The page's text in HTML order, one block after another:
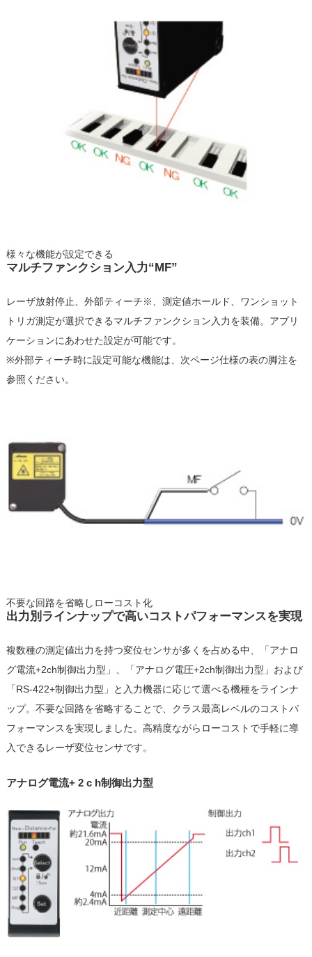
様々な機能が設定できる
マルチファンクション入力“MF”
レーザ放射停止、外部ティーチ※、測定値ホールド、ワンショット
トリガ測定が選択できるマルチファンクション入力を装備。アプリ
ケーションにあわせた設定が可能です。
※外部ティーチ時に設定可能な機能は、次ページ仕様の表の脚注を
参照ください。
不要な回路を省略しローコスト化
出力別ラインナップで高いコストパフォーマンスを実現
複数種の測定値出力を持つ変位センサが多くを占める中、「アナロ
グ電流+2ch制御出力型」、「アナログ電圧+2ch制御出力型」および
「RS-422+制御出力型」と入力機器に応じて選べる機種をラインナ
ップ。不要な回路を省略することで、クラス最高レベルのコストパ
フォーマンスを実現しました。高精度ながらローコストで手軽に導
入できるレーザ変位センサです。
アナログ電流+ 2 c h制御出力型